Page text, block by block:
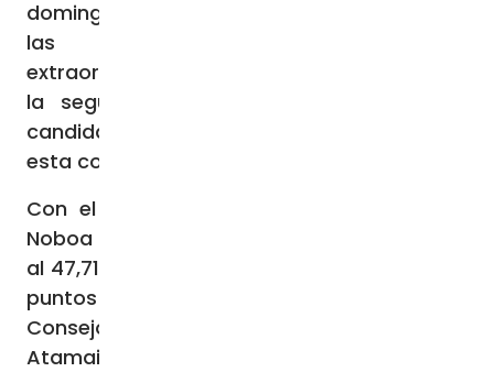
domingo 15 de octubre como el ganador de
las elecciones presidenciales
extraordinarias de Ecuador al imponerse en
la segunda vuelta a Luisa González, la
candidata presidencial del correísmo para
esta contienda.
Con el 90,23 % de los votos escrutados,
Noboa obtuvo el 52,29 % de los votos frente
al 47,71 % de González. Una ventaja de 4,58
puntos porcentuales que la presidenta del
Consejo Nacional Electoral (CNE), Diana
Atamaint, declaró como irreversible.